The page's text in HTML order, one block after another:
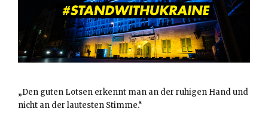
„Den guten Lotsen erkennt man an der ruhigen Hand und
nicht an der lautesten Stimme.“